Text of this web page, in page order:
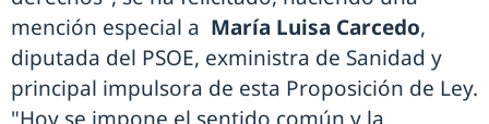
mención especial a María Luisa Carcedo,
diputada del PSOE, exministra de Sanidad y
principal impulsora de esta Proposición de Ley.